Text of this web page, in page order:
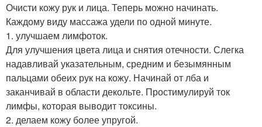
Очисти кожу рук и лица. Теперь можно начинать.
Каждому виду массажа удели по одной минуте.
1. улучшаем лимфоток.
Для улучшения цвета лица и снятия отечности. Слегка
надавливай указательным, средним и безымянным
пальцами обеих рук на кожу. Начинай от лба и
заканчивай в области декольте. Простимулируй ток
лимфы, которая выводит токсины.
2. делаем кожу более упругой.